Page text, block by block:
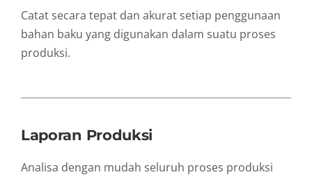
Catat secara tepat dan akurat setiap penggunaan
bahan baku yang digunakan dalam suatu proses
produksi.
Laporan Produksi
Analisa dengan mudah seluruh proses produksi